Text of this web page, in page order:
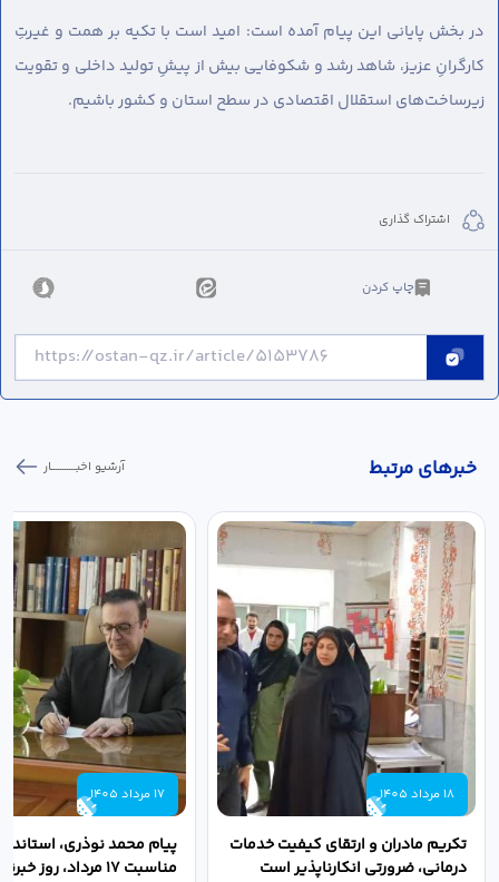
در بخش پایانی این پیام آمده است: امید است با تکیه بر همت و غیرتِ
کارگرانِ عزیز، شاهد رشد و شکوفایی بیش از پیشِ تولید داخلی و تقویت
زیرساخت‌های استقلال اقتصادی در سطح استان و کشور باشیم.
اشتراک گذاری
چاپ کردن
خبر‌های مرتبط آرشیو اخبـــــــــــار
18 مرداد 1405
تکریم مادران و ارتقای کیفیت خدمات
درمانی، ضرورتی انکارناپذیر است
17 مرداد 1405
پیام محمد نوذری،
مناسبت ۱۷ مرداد، روز خبرنگار